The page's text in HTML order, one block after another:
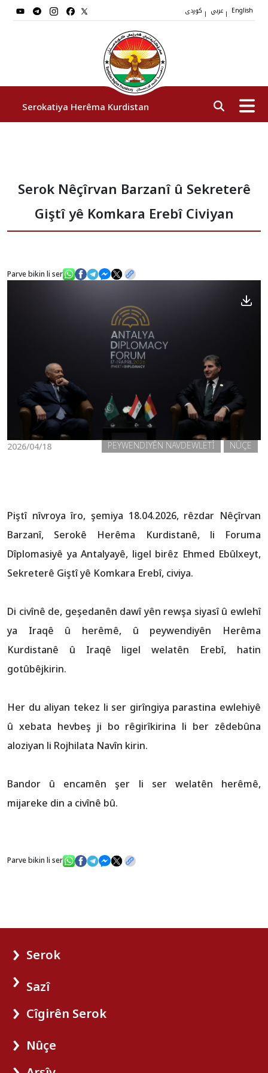
| | English
Serokatiya Herêma Kurdistan
Cîgirên Serok
Stafê Serokatiyê
Sazî
Serok Nêçîrvan Barzanî û Sekreterê
Giştî yê Komkara Erebî Civiyan
Parve bikin li ser
2026/04/18 NÛÇE
PEYWENDIYÊN NAVDEWLETÎ
Piştî nîvroya îro, şemiya 18.04.2026, rêzdar Nêçîrvan
Barzanî, Serokê Herêma Kurdistanê, li Foruma
Dîplomasiyê ya Antalyayê, ligel birêz Ehmed Ebûlxeyt,
Sekreterê Giştî yê Komkara Erebî, civiya.
Di civînê de, geşedanên dawî yên rewşa siyasî û ewlehî
ya Iraqê û herêmê, û peywendiyên Herêma
Kurdistanê û Iraqê ligel welatên Erebî, hatin
gotûbêjkirin.
Her du aliyan tekez li ser girîngiya parastina ewlehiyê
û xebata hevbeş ji bo rêgirîkirina li ber zêdebûna
aloziyan li Rojhilata Navîn kirin.
Bandor û encamên şer li ser welatên herêmê,
mijareke din a civînê bû.
Parve bikin li ser
Serok
Sazî
Cîgirên Serok
Nûçe